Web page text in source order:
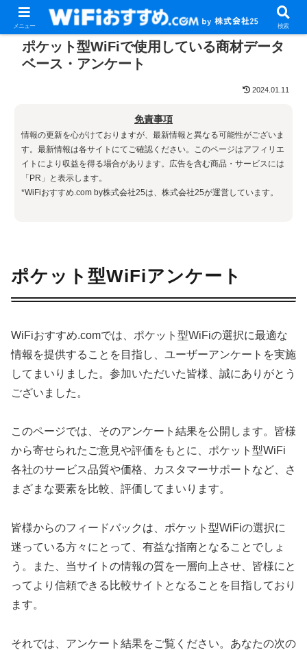
ポケット型WiFiで使用している商材データ
ベース・アンケート
2024.01.11
免責事項
情報の更新を心がけておりますが、最新情報と異なる可能性がございま
す。最新情報は各サイトにてご確認ください。このページはアフィリエ
イトにより収益を得る場合があります。広告を含む商品・サービスには
「PR」と表示します。
*WiFiおすすめ.com by株式会社25は、株式会社25が運営しています。
ポケット型WiFiアンケート
WiFiおすすめ.comでは、ポケット型WiFiの選択に最適な
情報を提供することを目指し、ユーザーアンケートを実施
してまいりました。参加いただいた皆様、誠にありがとう
ございました。
このページでは、そのアンケート結果を公開します。皆様
から寄せられたご意見や評価をもとに、ポケット型WiFi
各社のサービス品質や価格、カスタマーサポートなど、さ
まざまな要素を比較、評価してまいります。
皆様からのフィードバックは、ポケット型WiFiの選択に
迷っている方々にとって、有益な指南となることでしょ
う。また、当サイトの情報の質を一層向上させ、皆様にと
ってより信頼できる比較サイトとなることを目指しており
ます。
それでは、アンケート結果をご覧ください。あなたの次の
メニュー 検索